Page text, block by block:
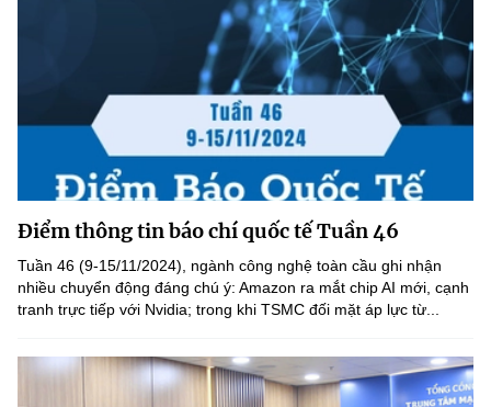
Điểm thông tin báo chí quốc tế Tuần 46
Tuần 46 (9-15/11/2024), ngành công nghệ toàn cầu ghi nhận
nhiều chuyển động đáng chú ý: Amazon ra mắt chip AI mới, cạnh
tranh trực tiếp với Nvidia; trong khi TSMC đối mặt áp lực từ...